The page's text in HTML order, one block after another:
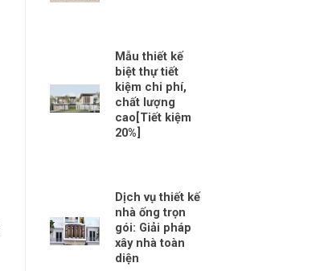
Mẫu thiết kế
biệt thự tiết
kiệm chi phí,
chất lượng
cao[Tiết kiệm
20%]
Dịch vụ thiết kế
nhà ống trọn
gói: Giải pháp
xây nhà toàn
diện